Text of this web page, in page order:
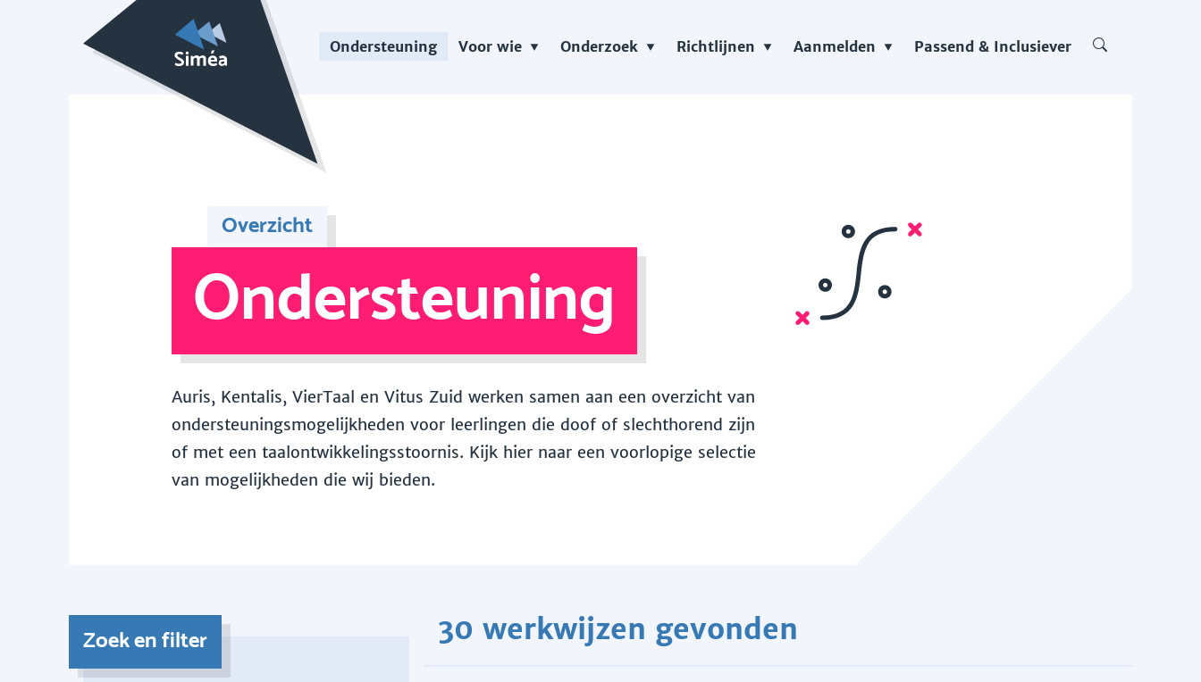
Ondersteuning Voor wie Onderzoek Richtlijnen Aanmelden Passend & Inclusiever
Overzicht
Ondersteuning
Auris, Kentalis, VierTaal en Vitus Zuid werken samen aan een overzicht van
ondersteuningsmogelijkheden voor leerlingen die doof of slechthorend zijn
of met een taalontwikkelingsstoornis. Kijk hier naar een voorlopige selectie
van mogelijkheden die wij bieden.
Zoek en filter 30 werkwijzen gevonden